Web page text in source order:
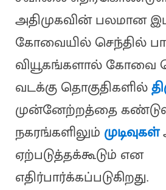
அதிமுகவின் பலமான
கோவையில் செந்தில்
வியூகங்களால் கோவை
வடக்கு தொகுதிகளில்
முன்னேற்றத்தை
நகரங்களிலும் முடிவுகள்
ஏற்படுத்தக்கூடும் என
எதிர்பார்க்கப்படுகிறது.